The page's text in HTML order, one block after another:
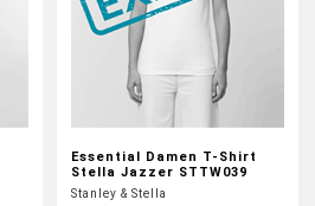
Essential Damen T-Shirt
Stella Jazzer STTW039
Stanley & Stella